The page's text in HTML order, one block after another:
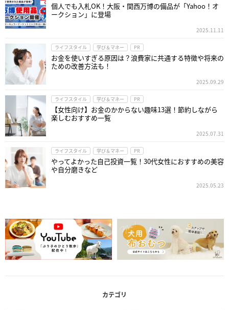
個人でも入札OK！大阪・関西万博の備品が「Yahoo！オ
ークション」に登場
2025.11.11
ライフスタイル 学び＆マネー PR
お金を使いすぎる原因は？浪費家に共通する特徴や将来の
ための改善方法も！
2025.09.29
ライフスタイル 学び＆マネー PR
【女性向け】お金のかからない趣味13選！節約しながら
楽しむおすすめ一覧
2025.07.31
ライフスタイル 学び＆マネー PR
やってよかった自己投資一覧！30代女性におすすめの美容
や自分磨きなど
2025.05.23
カテゴリ